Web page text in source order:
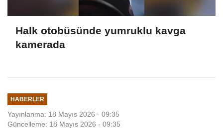
Halk otobüsünde yumruklu kavga
kamerada
HABERLER
Yayınlanma: 18 Mayıs 2026 - 09:35
Güncelleme: 18 Mayıs 2026 - 09:35